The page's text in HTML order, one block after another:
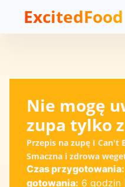
ExcitedFood
Nie mogę
zupa tylko
Przepis na zupę I Can't
Smaczna i zdrowa
Czas przygotowania:
gotowania: 6 godzin|